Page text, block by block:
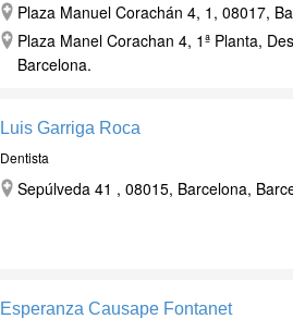
Plaza Manuel Corachán 4, 1, 08017,
Plaza Manel Corachan 4, 1ª Planta,
Barcelona.
Luis Garriga Roca
Dentista
Sepúlveda 41 , 08015, Barcelona,
Esperanza Causape Fontanet